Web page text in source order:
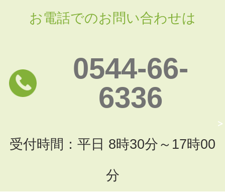
お電話でのお問い合わせは
0544-66-
6336
受付時間：平日 8時30分～17時00
分